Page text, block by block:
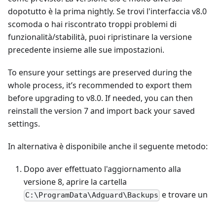
dopotutto è la prima nightly. Se trovi l'interfaccia v8.0
scomoda o hai riscontrato troppi problemi di
funzionalità/stabilità, puoi ripristinare la versione
precedente insieme alle sue impostazioni.
To ensure your settings are preserved during the
whole process, it’s recommended to export them
before upgrading to v8.0. If needed, you can then
reinstall the version 7 and import back your saved
settings.
In alternativa è disponibile anche il seguente metodo:
Dopo aver effettuato l'aggiornamento alla
versione 8, aprire la cartella
C:\ProgramData\Adguard\Backups e trovare un